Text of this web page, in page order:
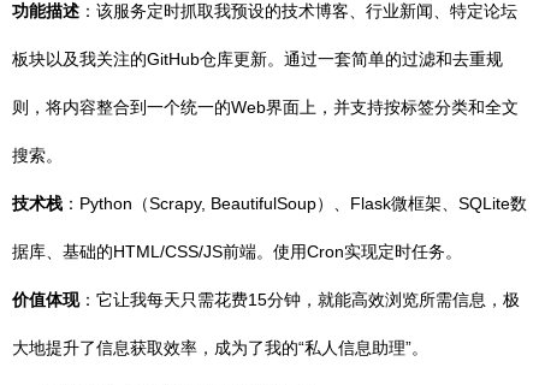
功能描述 ：该服务定时抓取我预设的技术博客、行业新闻、特定论坛
板块以及我关注的GitHub仓库更新。通过一套简单的过滤和去重规
则，将内容整合到一个统一的Web界面上，并支持按标签分类和全文
搜索。
技术栈 ：Python（Scrapy, BeautifulSoup）、Flask微框架、SQLite数
据库、基础的HTML/CSS/JS前端。使用Cron实现定时任务。
价值体现：它让我每天只需花费15分钟，就能高效浏览所需信息，极
大地提升了信息获取效率，成为了我的“私人信息助理”。